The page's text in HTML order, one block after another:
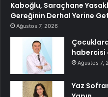
Kaboğlu, Saraçhane
Gereğinin Derhal Yerine
Ağustos 7, 2026
habercisi
Ağustos 7,
Yaz